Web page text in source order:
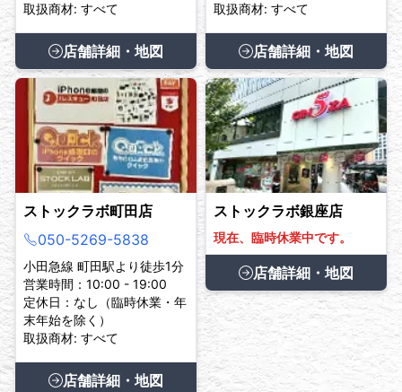
取扱商材: すべて
店舗詳細・地図
取扱商材: すべて
店舗詳細・地図
ストックラボ町田店
050-5269-5838
小田急線 町田駅より徒歩1分
営業時間：10:00 - 19:00
定休日：なし（臨時休業・年
末年始を除く）
取扱商材: すべて
店舗詳細・地図
ストックラボ銀座店
現在、臨時休業中です。
店舗詳細・地図